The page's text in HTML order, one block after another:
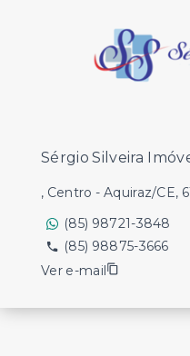
Sérgio Silveira
, Centro - Aquiraz/CE,
(85) 98721-3848
(85) 98875-3666
Ver e-mail